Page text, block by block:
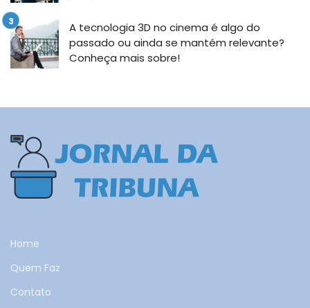
A tecnologia 3D no cinema é algo do
passado ou ainda se mantém relevante?
Conheça mais sobre!
Home
Quem Faz
Contato